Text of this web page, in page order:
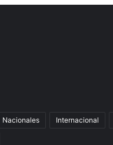
Nacionales Internacional